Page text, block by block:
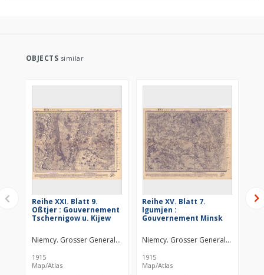
OBJECTS similar
Reihe XXI. Blatt 9.
Oßtjer : Gouvernement
Tschernigow u. Kijew
Niemcy. Grosser Generalstab. Kartographische Abteilung. Redaktor
1915
Map/Atlas
Reihe XV. Blatt 7.
Igumjen :
Gouvernement Minsk
Niemcy. Grosser Generalstab.
1915
Map/Atlas